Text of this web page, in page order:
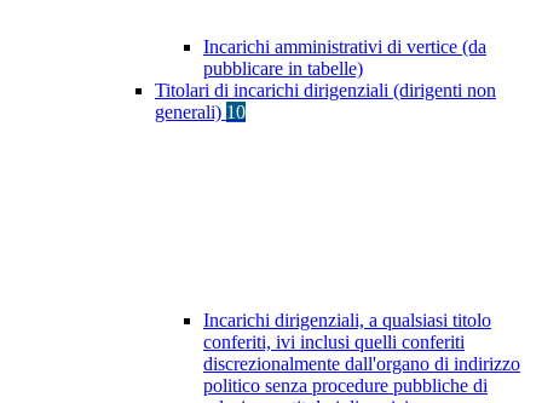
Incarichi amministrativi di vertice (da
pubblicare in tabelle)
Titolari di incarichi dirigenziali (dirigenti non
generali) 10
Incarichi dirigenziali, a qualsiasi titolo
conferiti, ivi inclusi quelli conferiti
discrezionalmente dall'organo di indirizzo
politico senza procedure pubbliche di